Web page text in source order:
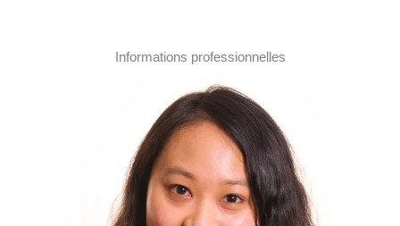
Informations professionnelles